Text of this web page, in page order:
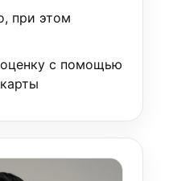
при этом
с помощью